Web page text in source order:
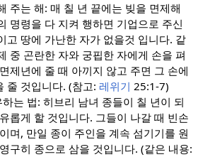
주는 해: 매 칠 년 끝에는 빚을 면제해
명령을 다 지켜 행하면 기업으로 주신
고 땅에 가난한 자가 없을것 입니다. 같
중 곤란한 자와 궁핍한 자에게 손을 펴
제년에 줄 때 아끼지 않고 주면 그 손에
줄 것입니다. (참고:레위기 25:1-7)
는 법: 히브리 남녀 종들이 칠 년이 되
롭게 할 것입니다. 그들이 나갈 때 빈손
며, 만일 종이 주인을 계속 섬기기를 원
구히 종으로 삼을 것입니다. (같은 내용: